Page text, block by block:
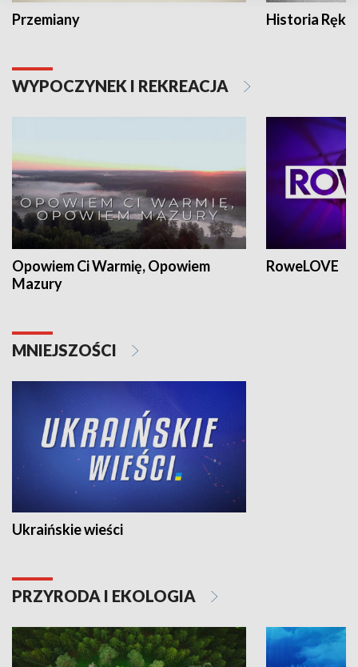
Przemiany Historia Ręką
WYPOCZYNEK I REKREACJA
Opowiem Ci Warmię, Opowiem
Mazury
RoweLOVE
MNIEJSZOŚCI
Ukraińskie wieści
PRZYRODA I EKOLOGIA